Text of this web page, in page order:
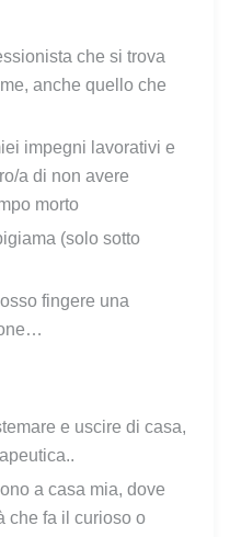
che si trova
anche quello che
impegni lavorativi e
a di non avere
morto
(solo sotto
fingere una
e uscire di casa,
a casa mia, dove
che fa il curioso o